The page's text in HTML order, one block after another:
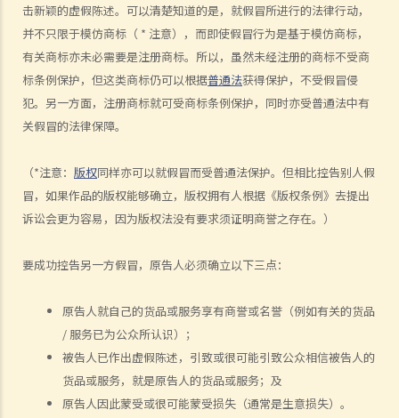
击新颖的虚假陈述。可以清楚知道的是，就假冒所进行的法律行动，
并不只限于模仿商标（ * 注意），而即使假冒行为是基于模仿商标，
有关商标亦未必需要是注册商标。所以，虽然未经注册的商标不受商
标条例保护，但这类商标仍可以根据普通法获得保护，不受假冒侵
犯。另一方面，注册商标就可受商标条例保护，同时亦受普通法中有
关假冒的法律保障。
（*注意： 版权同样亦可以就假冒而受普通法保护。但相比控告别人假
冒，如果作品的版权能够确立，版权拥有人根据《版权条例》去提出
诉讼会更为容易，因为版权法没有要求须证明商誉之存在。）
要成功控告另一方假冒，原告人必须确立以下三点：
原告人就自己的货品或服务享有商誉或名誉（例如有关的货品
/ 服务已为公众所认识）；
被告人已作出虚假陈述，引致或很可能引致公众相信被告人的
货品或服务，就是原告人的货品或服务；及
原告人因此蒙受或很可能蒙受损失（通常是生意损失）。
部分的独立作者，我们在每一分章都有参与写作及修订。这本书的版权
将如何分配？
18. 若拥有作品版权的公司已经不存在或已经被接管，有关版权会被怎
样处置？
19. 拥有非同质化代币（NFT）是否等同拥有其版权？
20. 我可否于离职后使用在受雇工作期间制作的作品？
版权及科技资讯
22. 关于印刷品的版权法例，是否同样适用于电子形式作品？
吗？
站的域名又如何？
25. 我从一个美国网站下载了一些图像。要决定我是否侵犯版权，应该
根据美国的法例还是香港的法例？
26. 在未得到版权拥有人的同意下，将他人的网页连结到另一处（即是
在网页内加入超连结(hyperlink)，浏览者可经过超连结登入另一个网